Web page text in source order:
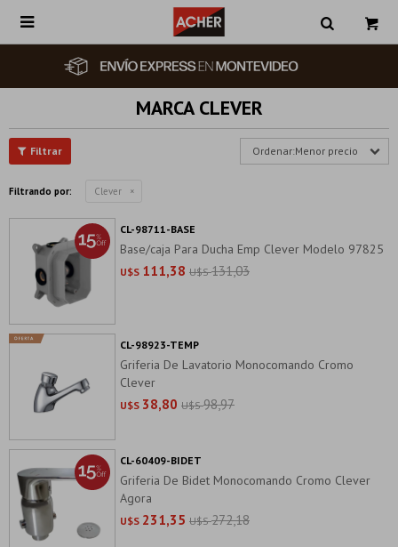

MARCA CLEVER
Menor precio
Filtrando por: Clever
Base/caja Para Ducha Emp Clever Modelo 97825
U$S 111,38 U$S 131,03
CL-98711-BASE
Griferia De Lavatorio Monocomando Cromo
Clever
U$S 38,80 U$S 98,97
CL-98923-TEMP
Griferia De Bidet Monocomando Cromo Clever
Agora
U$S 231,35 U$S 272,18
CL-60409-BIDET